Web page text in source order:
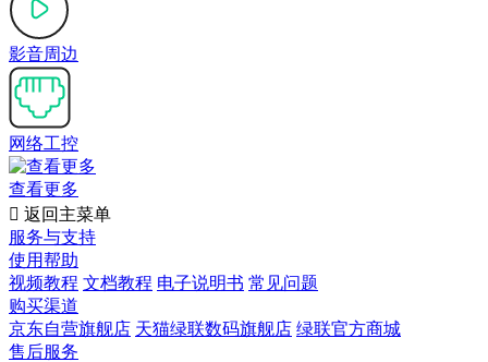
影音周边
网络工控
查看更多
 返回主菜单
服务与支持
使用帮助
视频教程 文档教程 电子说明书 常见问题
购买渠道
京东自营旗舰店 天猫绿联数码旗舰店 绿联官方商城
售后服务